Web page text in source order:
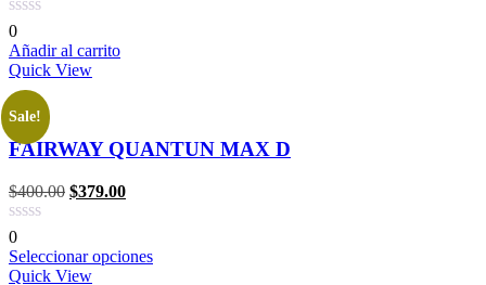
0
Añadir al carrito
Quick View
Sale!
FAIRWAY QUANTUN MAX D
$400.00 $379.00
0
Seleccionar opciones
Quick View